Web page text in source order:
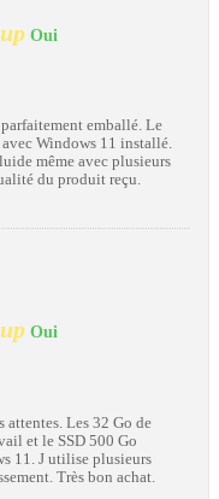
Oui
emballé. Le
Windows 11 installé.
même avec plusieurs
du produit reçu.
Oui
Les 32 Go de
et le SSD 500 Go
11. J utilise plusieurs
Très bon achat.